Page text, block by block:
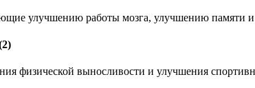
улучшению работы мозга, улучшению памяти
физической выносливости и улучшения